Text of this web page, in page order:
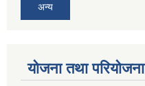
अन्य
योजना तथा परियोजना